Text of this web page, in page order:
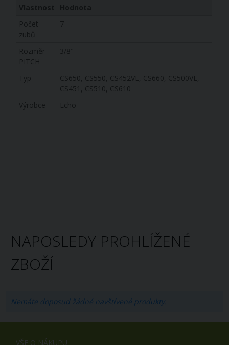
Počet
zubů
7
Rozměr
PITCH
3/8"
Typ
CS650, CS550, CS452VL, CS660, CS500VL,
CS451, CS510, CS610
Výrobce
Echo
NAPOSLEDY PROHLÍŽENÉ
ZBOŽÍ
Nemáte doposud žádné navštívené produkty.
VŠE O NÁKUPU